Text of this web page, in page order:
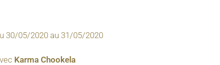
30/05/2020au 31/05/2020
Karma Chookela